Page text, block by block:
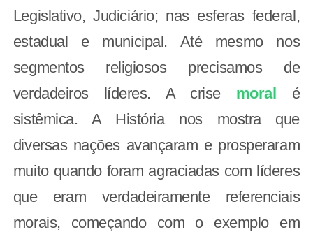
Legislativo, Judiciário; nas esferas federal,
estadual e municipal. Até mesmo nos
segmentos religiosos precisamos de
verdadeiros líderes. A crise moral
é
sistêmica. A História nos mostra que
diversas nações avançaram e prosperaram
muito quando foram agraciadas com líderes
que eram verdadeiramente referenciais
morais, começando com o exemplo em